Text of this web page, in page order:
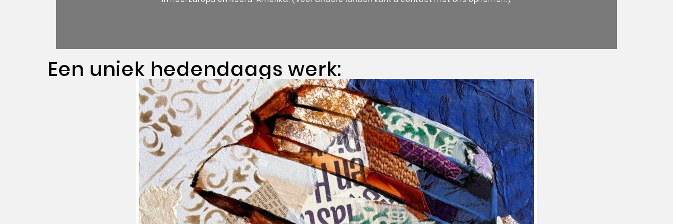
Een uniek hedendaags werk: